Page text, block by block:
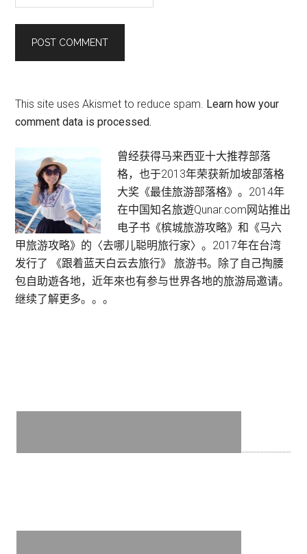
This site uses Akismet to reduce spam. Learn how your
comment data is processed.
Primary
Sidebar
曾经获得马来西亚十大推荐部落
格，也于2013年荣获新加坡部落格
大奖《最佳旅游部落格》。2014年
在中国知名旅遊Qunar.com网站推出
电子书《槟城旅游攻略》和《马六
甲旅游攻略》的〈去哪儿聪明旅行家〉。2017年在台湾
发行了 《跟着蓝天白云去旅行》 旅游书。除了自己掏腰
包自助遊各地，近年來也有参与世界各地的旅游局邀请。
继续了解更多。。。